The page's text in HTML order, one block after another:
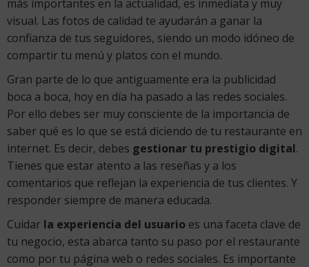
más importantes en la actualidad, es inmediata y muy
visual. Las fotos de calidad te ayudarán a ganar la
confianza de tus seguidores, siendo un modo idóneo de
compartir tu menú y platos con el mundo.
Gran parte de lo que antiguamente era la publicidad
boca a boca, hoy en día ha pasado a las redes sociales.
Por ello debes ser muy consciente de la importancia de
saber qué es lo que se está diciendo de tu restaurante en
internet. Es decir, debes gestionar tu prestigio digital.
Tienes que estar atento a las reseñas y a los
comentarios que reflejan la experiencia de tus clientes. Y
responder siempre de manera educada.
Cuidar la experiencia del usuario es una faceta clave de
tu negocio, esta abarca tanto su paso por el restaurante
como por tu página web o redes sociales. Es importante